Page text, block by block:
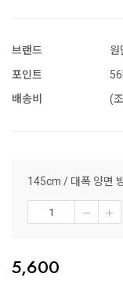
브랜드
포인트
배송비
(
145cm / 대폭 양면
5,600